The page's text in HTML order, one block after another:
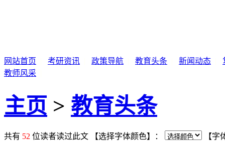
网站首页 考研资讯 政策导航 教育头条 新闻动态
教师风采
主页 > 教育头条
共有 52 位读者读过此文 【选择字体颜色】： 【字